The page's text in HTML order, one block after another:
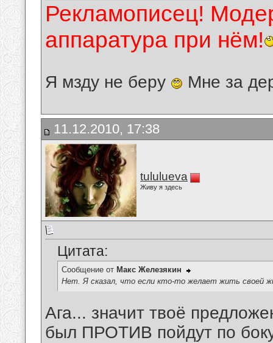
Рекламописец!
аппаратура при нём!
Я мзду не беру Мне за
11.12.2010, 17:38
tululueva
Живу я здесь
Цитата:
Сообщение от Макс Железякин
Нет. Я сказал, что если кто-то желает жить своей
Ага... значит твоё
был ПРОТИВ пойдут по